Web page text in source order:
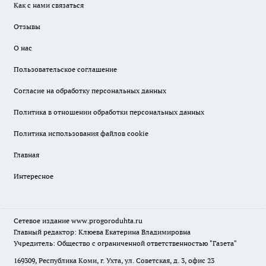
Как с нами связаться
Отзывы
О нас
Пользовательское соглашение
Согласие на обработку персональных данных
Политика в отношении обработки персональных данных
Политика использования файлов cookie
Главная
Интересное
Сетевое издание www.progoroduhta.ru
Главный редактор: Клюева Екатерина Владимировна
Учредитель: Общество с ограниченной ответственностью "Газета"
169309, Республика Коми, г. Ухта, ул. Советская, д. 3, офис 23